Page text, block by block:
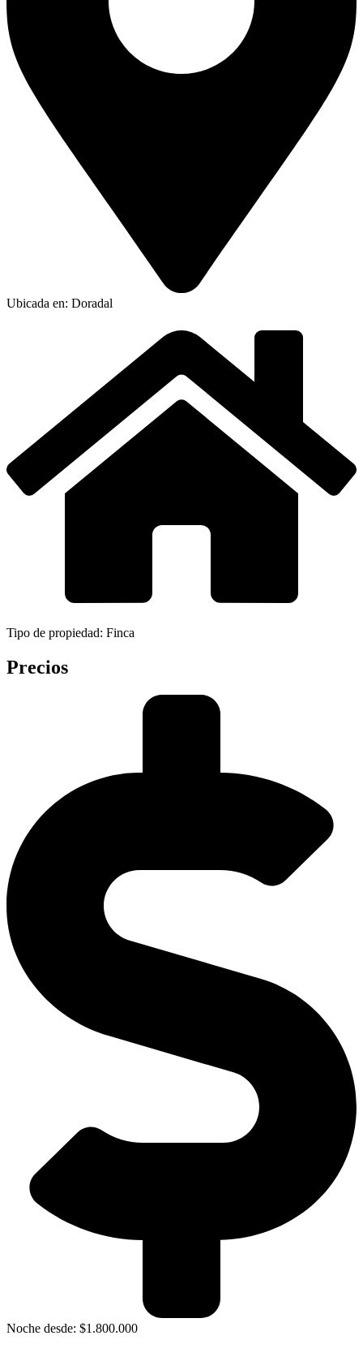
Ubicada en: Doradal
Tipo de propiedad: Finca
Precios
Noche desde: $1.800.000